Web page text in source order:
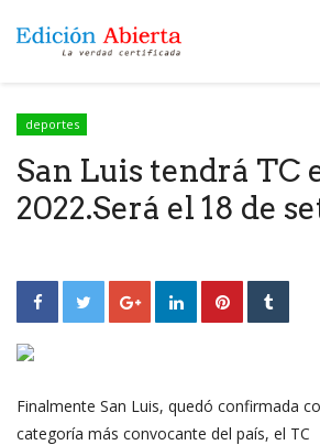
deportes
San Luis tendrá TC
2022.Será el 18 de
Finalmente San Luis, quedó confirmada
categoría más convocante del país, el TC